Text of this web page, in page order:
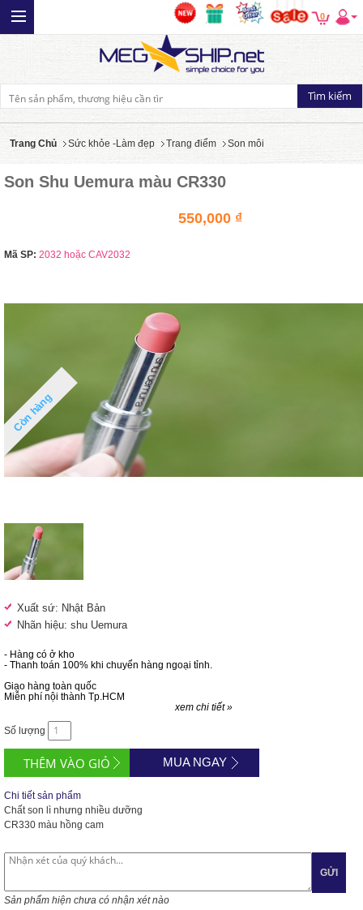
0
Trang Chủ Sức khỏe -Làm đẹp Trang điểm Son môi
Son Shu Uemura màu CR330
550,000 ₫
Mã SP: 2032 hoặc CAV2032
Còn hàng
Xuất sứ: Nhật Bản
Nhãn hiệu: shu Uemura
- Hàng có ở kho
- Thanh toán 100% khi chuyển hàng ngoại tỉnh.
Giao hàng toàn quốc
Miễn phí nội thành Tp.HCM
xem chi tiết »
Số lượng
MUA NGAY
Chi tiết sản phẩm
Chất son lì nhưng nhiều dưỡng
CR330 màu hồng cam
GỬI
Sản phẩm hiện chưa có nhận xét nào